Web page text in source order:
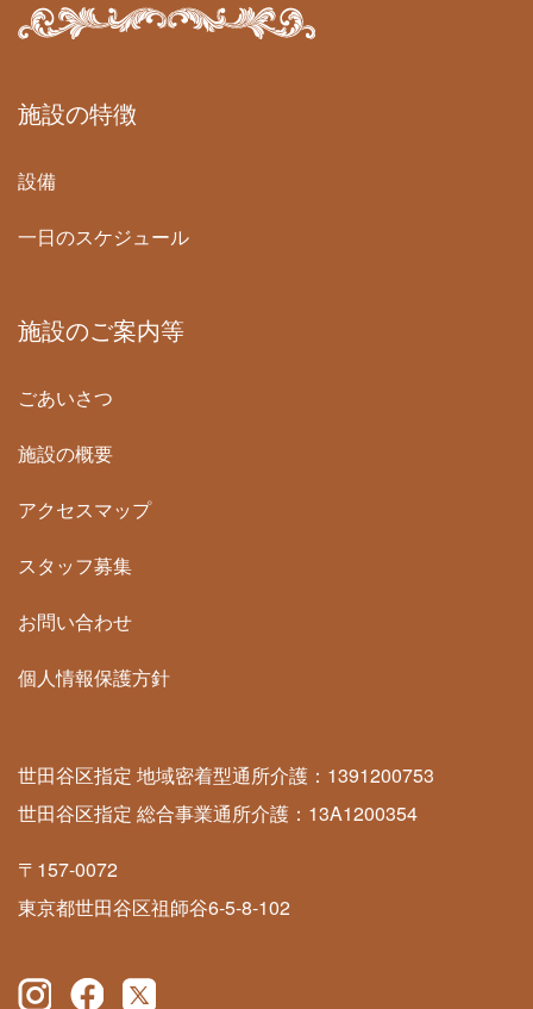
施設の特徴
設備
一日のスケジュール
施設のご案内等
ごあいさつ
施設の概要
アクセスマップ
スタッフ募集
お問い合わせ
個人情報保護方針
世田谷区指定 地域密着型通所介護：1391200753
世田谷区指定 総合事業通所介護：13A1200354
〒157-0072
東京都世田谷区祖師谷6-5-8-102